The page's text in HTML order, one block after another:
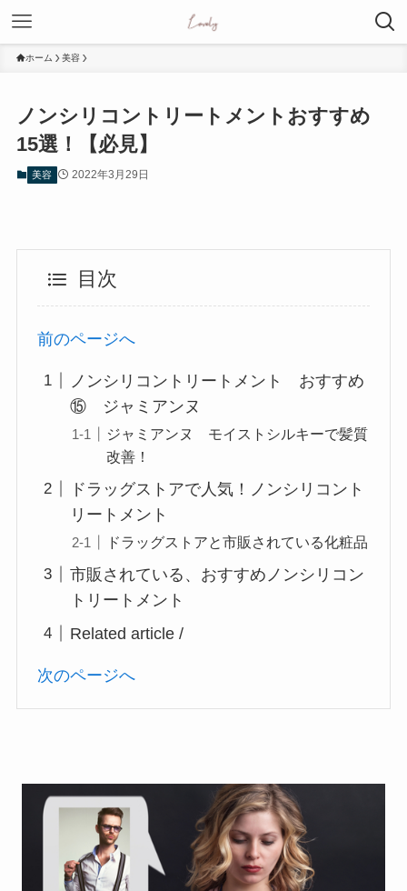
ホーム 美容
ノンシリコントリートメントおすすめ
15選！【必見】
美容 2022年3月29日
目次
前のページへ
ノンシリコントリートメント おすすめ
⑮ ジャミアンヌ
ジャミアンヌ モイストシルキーで髪質
改善！
ドラッグストアで人気！ノンシリコント
リートメント
ドラッグストアと市販されている化粧品
市販されている、おすすめノンシリコン
トリートメント
Related article /
次のページへ